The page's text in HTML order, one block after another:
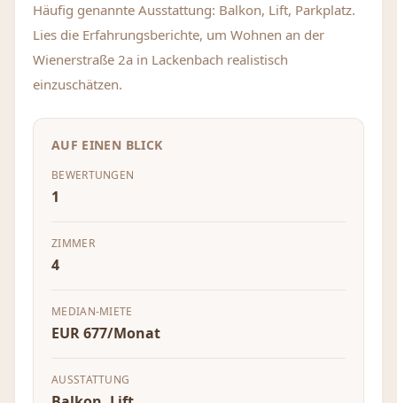
Häufig genannte Ausstattung: Balkon, Lift, Parkplatz.
Lies die Erfahrungsberichte, um Wohnen an der
Wienerstraße 2a in Lackenbach realistisch
einzuschätzen.
AUF EINEN BLICK
BEWERTUNGEN
1
ZIMMER
4
MEDIAN-MIETE
EUR 677/Monat
AUSSTATTUNG